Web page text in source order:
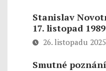
Stanislav
17. listopad
26. listopadu 2025
Smutné poznání